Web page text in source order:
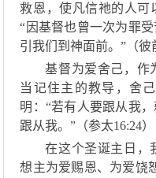
救恩，使凡信祂的人可
“因基督也曾一次为罪
引我们到神面前。”（彼
基督为爱舍己，作
当记住主的教导，舍
明： “若有人要跟从我
跟从我。”（参太16:24）
在这个圣诞主日，
想主为爱赐恩、为爱饶